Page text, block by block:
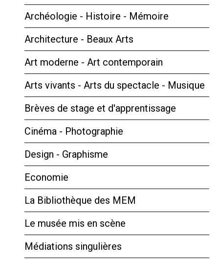
Archéologie - Histoire - Mémoire
Architecture - Beaux Arts
Art moderne - Art contemporain
Arts vivants - Arts du spectacle - Musique
Brèves de stage et d'apprentissage
Cinéma - Photographie
Design - Graphisme
Economie
La Bibliothèque des MEM
Le musée mis en scène
Médiations singulières